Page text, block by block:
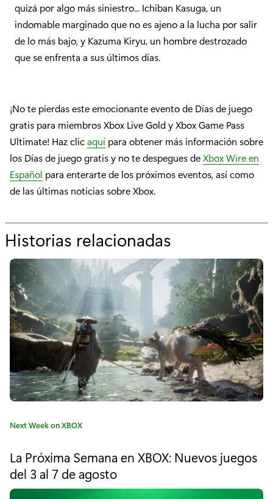
quizá por algo más siniestro... Ichiban Kasuga, un
indomable marginado que no es ajeno a la lucha por salir
de lo más bajo, y Kazuma Kiryu, un hombre destrozado
que se enfrenta a sus últimos días.
¡No te pierdas este emocionante evento de Días de juego
gratis para miembros Xbox Live Gold y Xbox Game Pass
Ultimate! Haz clicaquí para obtener más información sobre
los Días de juego gratis y no te despegues deXbox Wire en
Español para enterarte de los próximos eventos, así como
de las últimas noticias sobre Xbox.
Historias relacionadas
o
r
"
D
í
a
s
j
C
e
g
o
Next Week on XBOX
La Próxima Semana en XBOX: Nuevos juegos
del 3 al 7 de agosto